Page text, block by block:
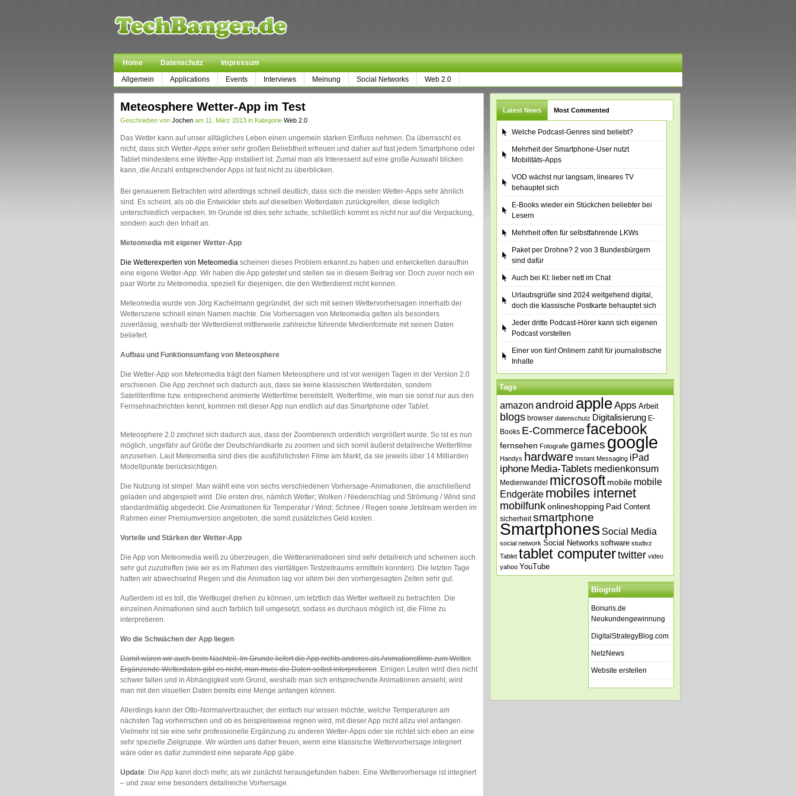
Home Datenschutz
Impressum
Allgemein
Applications Events Interviews Meinung Social Networks Web 2.0
Meteosphere Wetter-App im Test
Geschrieben von Jochen am 11. März 2013 in Kategorie Web 2.0
Das Wetter kann auf unser alltägliches Leben einen ungemein starken Einfluss nehmen. Da überrascht es
nicht, dass sich Wetter-Apps einer sehr großen Beliebtheit erfreuen und daher auf fast jedem Smartphone oder
Tablet mindestens eine Wetter-App installiert ist. Zumal man als Interessent auf eine große Auswahl blicken
kann, die Anzahl entsprechender Apps ist fast nicht zu überblicken.
Bei genauerem Betrachten wird allerdings schnell deutlich, dass sich die meisten Wetter-Apps sehr ähnlich
sind. Es scheint, als ob die Entwickler stets auf dieselben Wetterdaten zurückgreifen, diese lediglich
unterschiedlich verpacken. Im Grunde ist dies sehr schade, schließlich kommt es nicht nur auf die Verpackung,
sondern auch den Inhalt an.
Meteomedia mit eigener Wetter-App
Die Wetterexperten von Meteomedia scheinen dieses Problem erkannt zu haben und entwickelten daraufhin
eine eigene Wetter-App. Wir haben die App getestet und stellen sie in diesem Beitrag vor. Doch zuvor noch ein
paar Worte zu Meteomedia, speziell für diejenigen, die den Wetterdienst nicht kennen.
Meteomedia wurde von Jörg Kachelmann gegründet, der sich mit seinen Wettervorhersagen innerhalb der
Wetterszene schnell einen Namen machte. Die Vorhersagen von Meteomedia gelten als besonders
zuverlässig, weshalb der Wetterdienst mittlerweile zahlreiche führende Medienformate mit seinen Daten
beliefert.
Aufbau und Funktionsumfang von Meteosphere
Die Wetter-App von Meteomedia trägt den Namen Meteosphere und ist vor wenigen Tagen in der Version 2.0
erschienen. Die App zeichnet sich dadurch aus, dass sie keine klassischen Wetterdaten, sondern
Satellitenfilme bzw. entsprechend animierte Wetterfilme bereitstellt. Wetterfilme, wie man sie sonst nur aus den
Fernsehnachrichten kennt, kommen mit dieser App nun endlich auf das Smartphone oder Tablet.
Meteosphere 2.0 zeichnet sich dadurch aus, dass der Zoombereich ordentlich vergrößert wurde. So ist es nun
möglich, ungefähr auf Größe der Deutschlandkarte zu zoomen und sich somit äußerst detailreiche Wetterfilme
anzusehen. Laut Meteomedia sind dies die ausführlichsten Filme am Markt, da sie jeweils über 14 Milliarden
Modellpunkte berücksichtigen.
Die Nutzung ist simpel: Man wählt eine von sechs verschiedenen Vorhersage-Animationen, die anschließend
geladen und abgespielt wird. Die ersten drei, nämlich Wetter; Wolken / Niederschlag und Strömung / Wind sind
standardmäßig abgedeckt. Die Animationen für Temperatur / Wind; Schnee / Regen sowie Jetstream werden im
Rahmen einer Premiumversion angeboten, die somit zusätzliches Geld kosten.
Vorteile und Stärken der Wetter-App
Die App von Meteomedia weiß zu überzeugen, die Wetteranimationen sind sehr detailreich und scheinen auch
sehr gut zuzutreffen (wie wir es im Rahmen des viertätigen Testzeitraums ermitteln konnten). Die letzten Tage
hatten wir abwechselnd Regen und die Animation lag vor allem bei den vorhergesagten Zeiten sehr gut.
Außerdem ist es toll, die Weltkugel drehen zu können, um letztlich das Wetter weltweit zu betrachten. Die
einzelnen Animationen sind auch farblich toll umgesetzt, sodass es durchaus möglich ist, die Filme zu
interpretieren.
Wo die Schwächen der App liegen
Damit wären wir auch beim Nachteil. Im Grunde liefert die App nichts anderes als Animationsfilme zum Wetter.
Ergänzende Wetterdaten gibt es nicht, man muss die Daten selbst interpretieren. Einigen Leuten wird dies nicht
schwer fallen und in Abhängigkeit vom Grund, weshalb man sich entsprechende Animationen ansieht, wird
man mit den visuellen Daten bereits eine Menge anfangen können.
Allerdings kann der Otto-Normalverbraucher, der einfach nur wissen möchte, welche Temperaturen am
nächsten Tag vorherrschen und ob es beispielsweise regnen wird, mit dieser App nicht allzu viel anfangen.
Vielmehr ist sie eine sehr professionelle Ergänzung zu anderen Wetter-Apps oder sie richtet sich eben an eine
sehr spezielle Zielgruppe. Wir würden uns daher freuen, wenn eine klassische Wettervorhersage integriert
wäre oder es dafür zumindest eine separate App gäbe.
Update: Die App kann doch mehr, als wir zunächst herausgefunden haben. Eine Wettervorhersage ist integriert
– und zwar eine besonders detailreiche Vorhersage.
Latest News Most Commented
Welche Podcast-Genres sind beliebt?
Mehrheit der Smartphone-User nutzt
Mobilitäts-Apps
VOD wächst nur langsam, lineares TV
behauptet sich
E-Books wieder ein Stückchen beliebter bei
Lesern
Mehrheit offen für selbstfahrende LKWs
Paket per Drohne? 2 von 3 Bundesbürgern
sind dafür
Auch bei KI: lieber nett im Chat
Urlaubsgrüße sind 2024 weitgehend digital,
doch die klassische Postkarte behauptet sich
Jeder dritte Podcast-Hörer kann sich eigenen
Podcast vorstellen
Einer von fünf Onlinern zahlt für journalistische
Inhalte
Tags
amazon android appleApps Arbeit
blogs browser datenschutz Digitalisierung E-
Books E-Commercefacebook
fernsehen Fotografie games google
Handys hardware Instant Messaging iPad
iphone Media-Tablets medienkonsum
Medienwandel microsoft mobile mobile
Endgeräte mobiles internet
mobilfunkonlineshopping Paid Content
sicherheit smartphone
Smartphones Social Media
social network Social Networks software studivz
Tablet tablet computertwitter video
yahoo YouTube
Blogroll
Bonuris.de
Neukundengewinnung
DigitalStrategyBlog.com
NetzNews
Website erstellen